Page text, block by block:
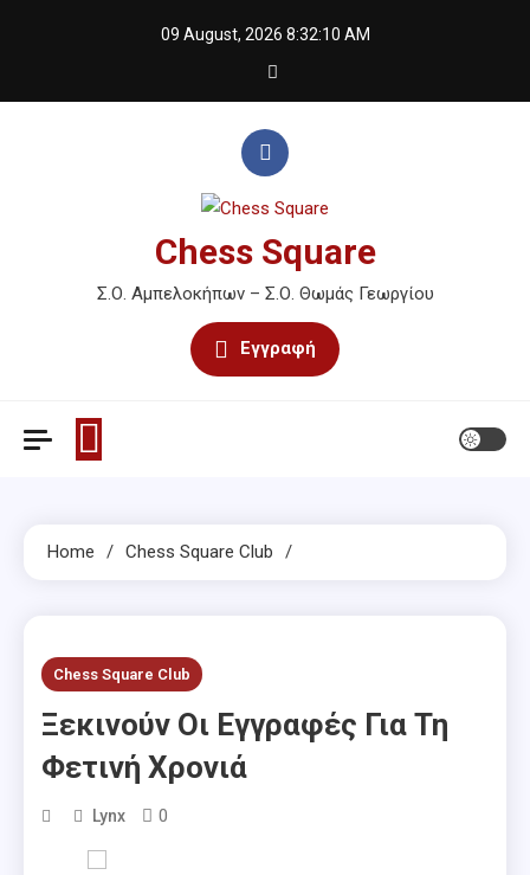
09 August, 2026 8:32:10 AM
Chess Square
Σ.Ο. Αμπελοκήπων – Σ.Ο. Θωμάς Γεωργίου
Εγγραφή
Home Chess Square Club
Chess Square Club
Ξεκινούν Οι Εγγραφές Για Τη
Φετινή Χρονιά
Lynx 0